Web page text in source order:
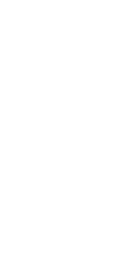
nella
242 del
requisiti